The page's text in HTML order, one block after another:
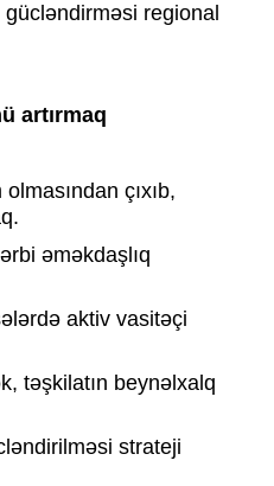
gücləndirməsi regional
artırmaq
çıxıb,
əməkdaşlıq
aktiv vasitəçi
təşkilatın beynəlxalq
strateji